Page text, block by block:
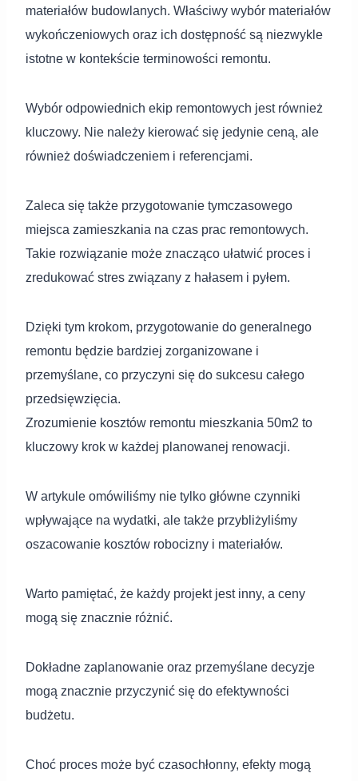
materiałów budowlanych. Właściwy wybór materiałów
wykończeniowych oraz ich dostępność są niezwykle
istotne w kontekście terminowości remontu.
Wybór odpowiednich ekip remontowych jest również
kluczowy. Nie należy kierować się jedynie ceną, ale
również doświadczeniem i referencjami.
Zaleca się także przygotowanie tymczasowego
miejsca zamieszkania na czas prac remontowych.
Takie rozwiązanie może znacząco ułatwić proces i
zredukować stres związany z hałasem i pyłem.
Dzięki tym krokom, przygotowanie do generalnego
remontu będzie bardziej zorganizowane i
przemyślane, co przyczyni się do sukcesu całego
przedsięwzięcia.
Zrozumienie kosztów remontu mieszkania 50m2 to
kluczowy krok w każdej planowanej renowacji.
W artykule omówiliśmy nie tylko główne czynniki
wpływające na wydatki, ale także przybliżyliśmy
oszacowanie kosztów robocizny i materiałów.
Warto pamiętać, że każdy projekt jest inny, a ceny
mogą się znacznie różnić.
Dokładne zaplanowanie oraz przemyślane decyzje
mogą znacznie przyczynić się do efektywności
budżetu.
Choć proces może być czasochłonny, efekty mogą